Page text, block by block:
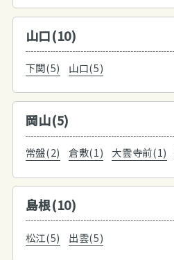
山口(10)
下関(5) 山口(5)
岡山(5)
常盤(2) 倉敷(1) 大雲寺前(1)
島根(10)
松江(5) 出雲(5)